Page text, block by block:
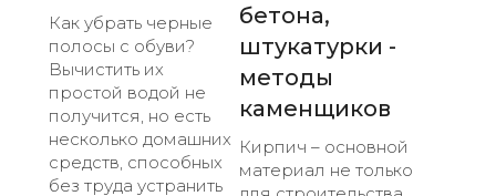
Как убрать черные
полосы с обуви?
Вычистить их
простой водой не
получится, но есть
несколько домашних
средств, способных
без труда устранить
бетона,
штукатурки -
методы
каменщиков
Кирпич – основной
материал не только